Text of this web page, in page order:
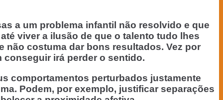
a um problema infantil não resolvido e que
viver a ilusão de que o talento tudo lhes
não costuma dar bons resultados. Vez por
conseguir irá perder o sentido.
comportamentos perturbados justamente
Podem, por exemplo, justificar separações